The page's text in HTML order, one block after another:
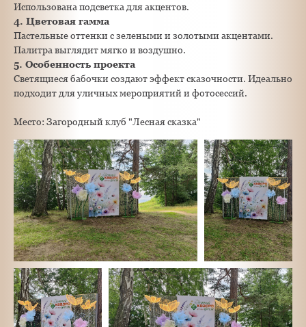
Использована подсветка для акцентов.
4. Цветовая гамма
Пастельные оттенки с зелеными и золотыми акцентами.
Палитра выглядит мягко и воздушно.
5. Особенность проекта
Светящиеся бабочки создают эффект сказочности. Идеально
подходит для уличных мероприятий и фотосессий.
Место: Загородный клуб "Лесная сказка"